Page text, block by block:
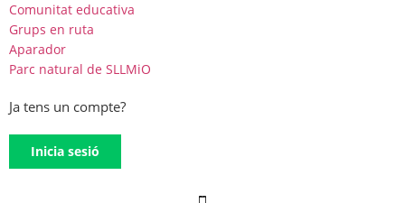
Comunitat educativa
Grups en ruta
Aparador
Parc natural de SLLMiO
Ja tens un compte?
Inicia sesió